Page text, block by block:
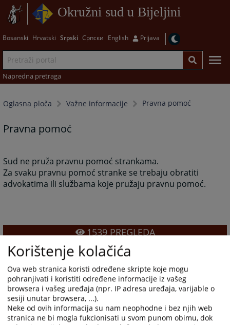
Okružni sud u Bijeljini
Bosanski Hrvatski Srpski Српски English Prijava
Napredna pretraga
Oglasna ploča Važne informacije Pravna pomoć
Pravna pomoć
Sud ne pruža pravnu pomoć strankama.
Za svaku pravnu pomoć stranke se trebaju obratiti
advokatima ili službama koje pružaju pravnu pomoć.
1539PREGLEDA
Korištenje kolačića
Ova web stranica koristi određene skripte koje mogu
pohranjivati i koristiti određene informacije iz vašeg
browsera i vašeg uređaja (npr. IP adresa uređaja, varijable o
sesiji unutar browsera, ...).
Neke od ovih informacija su nam neophodne i bez njih web
stranica ne bi mogla fukcionisati u svom punom obimu, dok